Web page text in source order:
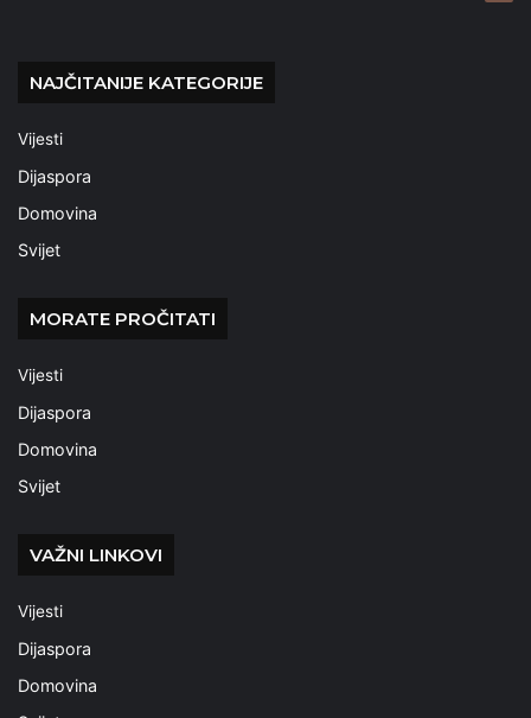
NAJČITANIJE KATEGORIJE
Vijesti
Dijaspora
Domovina
Svijet
MORATE PROČITATI
Vijesti
Dijaspora
Domovina
Svijet
VAŽNI LINKOVI
Vijesti
Dijaspora
Domovina